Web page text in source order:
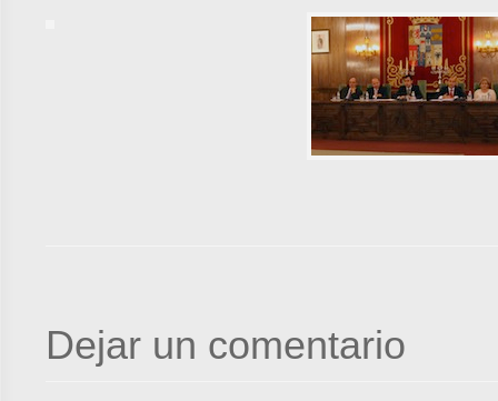
Dejar un comentario